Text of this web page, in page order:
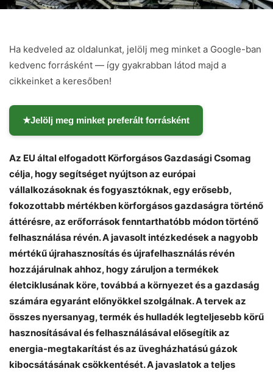
Ha kedveled az oldalunkat, jelölj meg minket a Google-ban
kedvenc forrásként — így gyakrabban látod majd a
cikkeinket a keresőben!
★Jelölj meg minket preferált forrásként
Az EU által elfogadott Körforgásos Gazdasági Csomag
célja, hogy segítséget nyújtson az európai
vállalkozásoknak és fogyasztóknak, egy erősebb,
fokozottabb mértékben körforgásos gazdaságra történő
áttérésre, az erőforrások fenntarthatóbb módon történő
felhasználása révén. A javasolt intézkedések a nagyobb
mértékű újrahasznosítás és újrafelhasználás révén
hozzájárulnak ahhoz, hogy záruljon a termékek
életciklusának köre, továbbá a környezet és a gazdaság
számára egyaránt előnyökkel szolgálnak. A tervek az
összes nyersanyag, termék és hulladék legteljesebb körű
hasznosításával és felhasználásával elősegítik az
energia-megtakarítást és az üvegházhatású gázok
kibocsátásának csökkentését. A javaslatok a teljes